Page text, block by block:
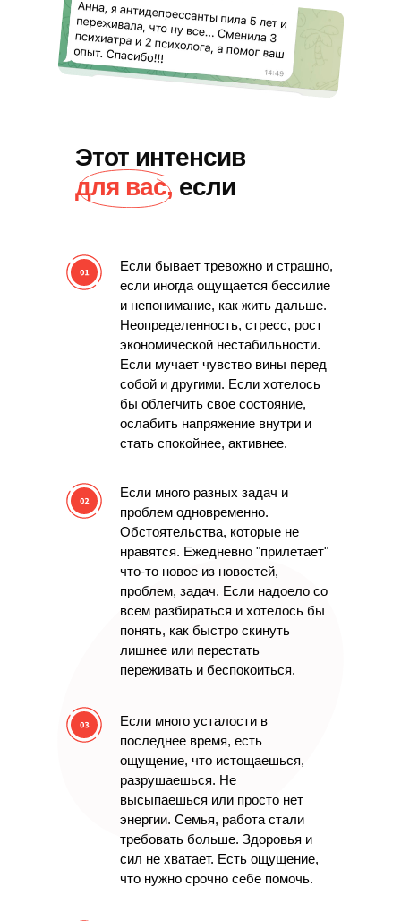
Этот интенсив
для вас, если
Если бывает тревожно и страшно,
если иногда ощущается бессилие
и непонимание, как жить дальше.
Неопределенность, стресс, рост
экономической нестабильности.
Если мучает чувство вины перед
собой и другими. Если хотелось
бы облегчить свое состояние,
ослабить напряжение внутри и
стать спокойнее, активнее.
Если много разных задач и
проблем одновременно.
Обстоятельства, которые не
нравятся. Ежедневно "прилетает"
что-то новое из новостей,
проблем, задач. Если надоело со
всем разбираться и хотелось бы
понять, как быстро скинуть
лишнее или перестать
переживать и беспокоиться.
Если много усталости в
последнее время, есть
ощущение, что истощаешься,
разрушаешься. Не
высыпаешься или просто нет
энергии. Семья, работа стали
требовать больше. Здоровья и
сил не хватает. Есть ощущение,
что нужно срочно себе помочь.